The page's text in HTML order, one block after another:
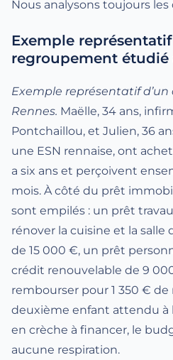
Nous analysons toujours
Exemple
regroupement étudié
Exemple représentatif d’un
Rennes. Maëlle, 34 ans,
Pontchaillou, et Julien, 36
une ESN rennaise, ont
a six ans et perçoivent
mois. À côté du prêt
sont empilés : un prêt
rénover la cuisine et la
de 15 000 €, un prêt
crédit renouvelable de 9
rembourser pour 1 350 €
deuxième enfant attendu à
en crèche à financer, le
aucune respiration.